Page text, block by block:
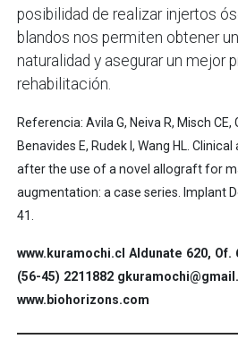
posibilidad de realizar injertos
blandos nos permiten obtener
naturalidad y asegurar un mejor
rehabilitación.
Referencia: Avila G, Neiva R, Misch CE,
Benavides E, Rudek I, Wang HL.
after the use of a novel allograft for
augmentation: a case series. Implant
41.
www.kuramochi.cl Aldunate 620,
(56-45) 2211882
www.biohorizons.com